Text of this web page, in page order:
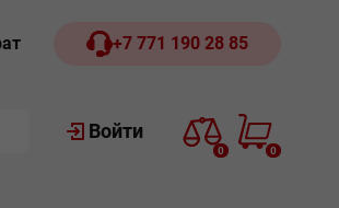
+7 771 190 28 85
Войти
0 0